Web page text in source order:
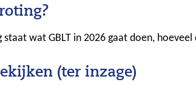
staat wat GBLT in 2026 gaat doen,
(ter inzage)